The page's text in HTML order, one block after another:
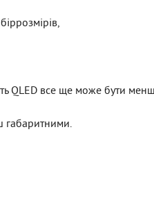
QLED все ще може бути
габаритними.